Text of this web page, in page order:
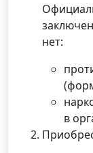
нет:
в